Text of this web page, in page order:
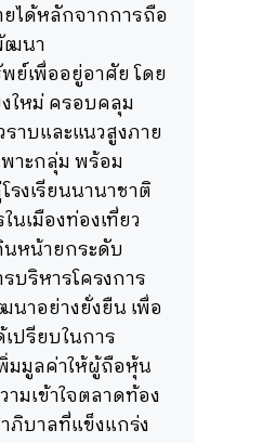
ยได้หลักจากการถือ
ฒนา
ย์เพื่ออยู่อาศัย โดย
งใหม่ ครอบคลุม
ราบและแนวสูงภาย
าะกลุ่ม พร้อม
รงเรียนนานาชาติ
นเมืองท่องเที่ยว
นหน้ายกระดับ
บริหารโครงการ
าอย่างยั่งยืน เพื่อ
ปรียบในการ
มมูลค่าให้ผู้ถือหุ้น
มเข้าใจตลาดท้อง
ภิบาลที่แข็งแกร่ง